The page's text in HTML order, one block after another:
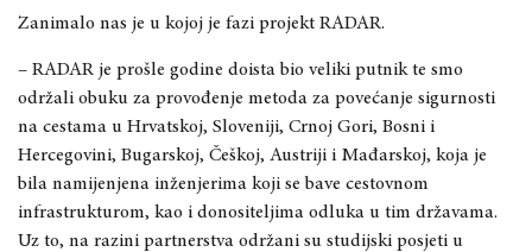
Zanimalo nas je u kojoj je fazi projekt RADAR.
– RADAR je prošle godine doista bio veliki putnik te smo
održali obuku za provođenje metoda za povećanje sigurnosti
na cestama u Hrvatskoj, Sloveniji, Crnoj Gori, Bosni i
Hercegovini, Bugarskoj, Češkoj, Austriji i Mađarskoj, koja je
bila namijenjena inženjerima koji se bave cestovnom
infrastrukturom, kao i donositeljima odluka u tim državama.
Uz to, na razini partnerstva održani su studijski posjeti u